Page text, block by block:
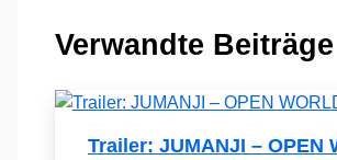
Verwandte Beiträge
Trailer: JUMANJI – OPEN